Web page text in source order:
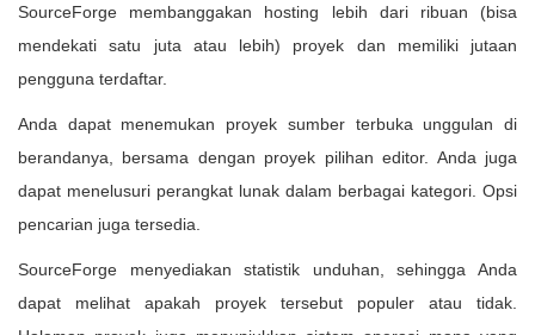
SourceForge membanggakan hosting lebih dari ribuan (bisa
mendekati satu juta atau lebih) proyek dan memiliki jutaan
pengguna terdaftar.
Anda dapat menemukan proyek sumber terbuka unggulan di
berandanya, bersama dengan proyek pilihan editor. Anda juga
dapat menelusuri perangkat lunak dalam berbagai kategori. Opsi
pencarian juga tersedia.
SourceForge menyediakan statistik unduhan, sehingga Anda
dapat melihat apakah proyek tersebut populer atau tidak.